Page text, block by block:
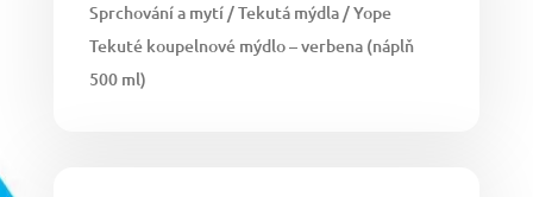
Sprchování a mytí/Tekutá mýdla/ Yope
Tekuté koupelnové mýdlo – verbena (náplň
500 ml)